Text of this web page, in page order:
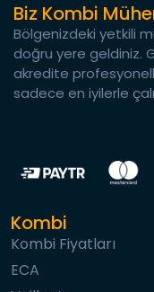
Biz Kombi
Bölgenizdeki yetkili
doğru yere geldiniz.
akredite
sadece en iyilerle
Kombi
Kombi Fiyatları
ECA